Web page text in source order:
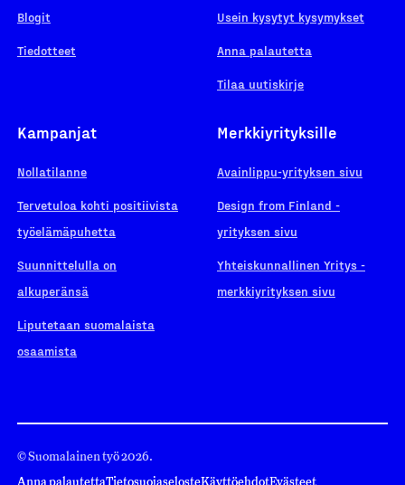
1931
1917
Blogit
Tiedotteet
Usein kysytyt kysymykset
Anna palautetta
Tilaa uutiskirje
Kampanjat
Nollatilanne
Tervetuloa kohti positiivista
työelämäpuhetta
Suunnittelulla on
alkuperänsä
Liputetaan suomalaista
osaamista
Merkkiyrityksille
Avainlippu-yrityksen sivu
Design from Finland -
yrityksen sivu
Yhteiskunnallinen Yritys -
merkkiyrityksen sivu
© Suomalainen työ 2026.
Anna palautettaTietosuojaselosteKäyttöehdotEvästeet